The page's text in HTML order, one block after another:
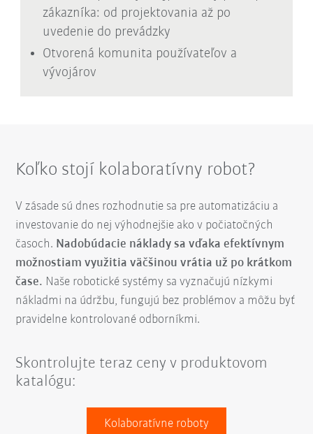
zákazníka: od projektovania až po
uvedenie do prevádzky
Otvorená komunita používateľov a
vývojárov
Koľko stojí kolaboratívny robot?
V zásade sú dnes rozhodnutie sa pre automatizáciu a
investovanie do nej výhodnejšie ako v počiatočných
časoch. Nadobúdacie náklady sa vďaka efektívnym
možnostiam využitia väčšinou vrátia už po krátkom
čase. Naše robotické systémy sa vyznačujú nízkymi
nákladmi na údržbu, fungujú bez problémov a môžu byť
pravidelne kontrolované odborníkmi.
Skontrolujte teraz ceny v produktovom
katalógu:
Kolaboratívne roboty